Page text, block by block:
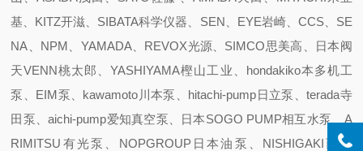
基、KITZ开滋、SIBATA科学仪器、SEN、EYE岩崎、CCS、SE
NA、NPM、YAMADA、REVOX光源、SIMCO思美高、日本阀
天VENN桃太郎、YASHIYAMA樫山工业、hondakiko本多机工
泵、EIM泵、kawamoto川本泵、hitachi-pump日立泵、terada寺
田泵、aichi-pump爱知真空泵、日本SOGO PUMP相互水泵、A
RIMITSU有光泵、NOPGROUP日本油泵、NISHIGAKI西坦